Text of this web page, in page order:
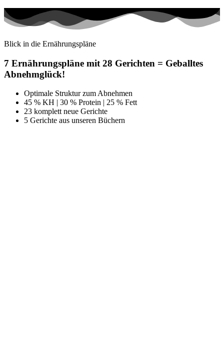
Blick in die Ernährungspläne
7 Ernährungspläne mit 28 Gerichten = Geballtes
Abnehmglück!
Optimale Struktur zum Abnehmen
45 % KH | 30 % Protein | 25 % Fett
23 komplett neue Gerichte
5 Gerichte aus unseren Büchern